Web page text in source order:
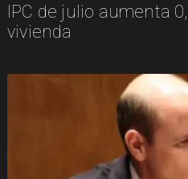
IPC de julio aumenta
vivienda